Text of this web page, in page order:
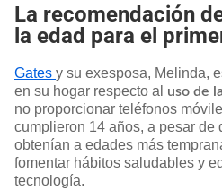
La recomendación
la edad para el
Gates y su exesposa, Melinda,
en su hogar respecto al uso de
no proporcionar teléfonos
cumplieron 14 años, a pesar de
obtenían a edades más
fomentar hábitos saludables y
tecnología. ​